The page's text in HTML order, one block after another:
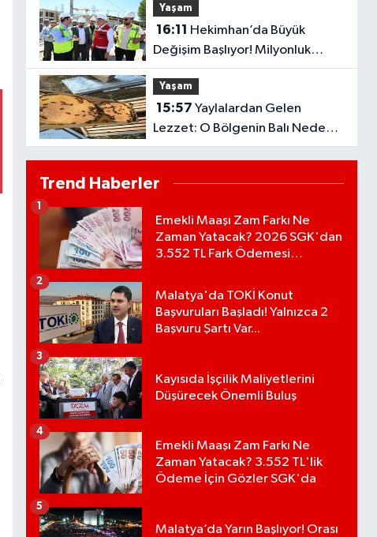
Yaşam
16:11
Değişim Başlıyor! Milyonluk
Projeler Tek Tek Hayata Geçiyor
Yaşam
15:57
Lezzet: O Bölgenin Balı Neden
Bu Kadar Özel?
Trend Haberler
Emekli Maaşı Zam Farkı Ne
Zaman Yatacak? 2026 SGK'dan
3.552 TL Fark Ödemesi
1
Malatya'da TOKİ Konut
Başvuruları Başladı! Yalnızca 2
Başvuru Şartı Var...
2
Kayısıda İşçilik Maliyetlerini
Düşürecek Önemli Buluş
3
Emekli Maaşı Zam Farkı Ne
Zaman Yatacak? 3.552 TL'lik
Ödeme İçin Gözler SGK'da
4
Malatya’da Yarın Başlıyor! Orası
5